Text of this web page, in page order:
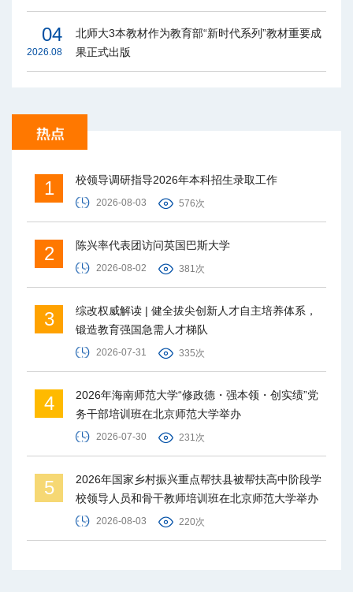
04
2026.08
北师大3本教材作为教育部“新时代系列”教材重要成
果正式出版
1 校领导调研指导2026年本科招生录取工作
2026-08-03 576次
2 陈兴率代表团访问英国巴斯大学
2026-08-02 381次
3
综改权威解读 | 健全拔尖创新人才自主培养体系，
锻造教育强国急需人才梯队
2026-07-31 335次
4
2026年海南师范大学“修政德・强本领・创实绩”党
务干部培训班在北京师范大学举办
2026-07-30 231次
5
2026年国家乡村振兴重点帮扶县被帮扶高中阶段学
校领导人员和骨干教师培训班在北京师范大学举办
2026-08-03 220次